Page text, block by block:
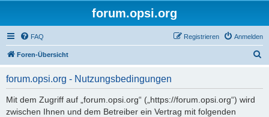
forum.opsi.org
FAQ Anmelden
Registrieren
Foren-Übersicht
forum.opsi.org - Nutzungsbedingungen
Mit dem Zugriff auf „forum.opsi.org“ („https://forum.opsi.org“) wird
zwischen Ihnen und dem Betreiber ein Vertrag mit folgenden